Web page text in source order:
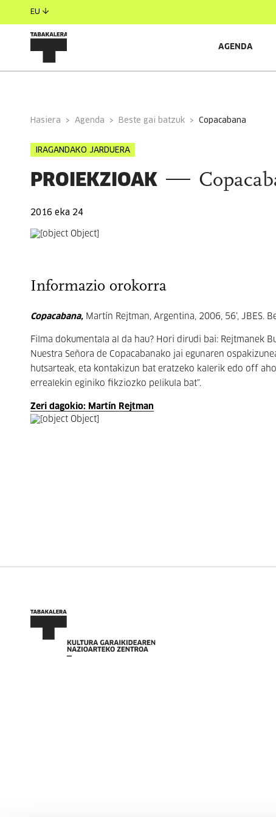
EU
AGENDA
Hasiera Agenda Beste gai batzuk copacabana
IRAGANDAKO JARDUERA
PROIEKZIOAK
2016 eka 24
Informazio orokorra
Copacabana, Martín Rejtman, Argentina, 2006, 56’, JBES.
Filma dokumentala al da hau? Hori dirudi bai: Rejtmanek
Nuestra Señora de Copacabanako jai egunaren
hutsarteak, eta kontakizun bat eratzeko kalerik edo off
errealekin eginiko fikziozko pelikula bat”.
Zeri dagokio: Martín Rejtman